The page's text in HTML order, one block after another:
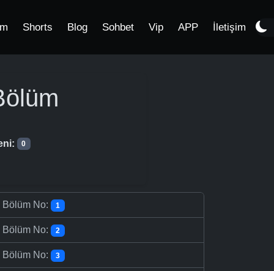
Shorts Blog Sohbet Vip APP İletişim
0
Bölüm No: 1
Bölüm No: 2
Bölüm No: 3